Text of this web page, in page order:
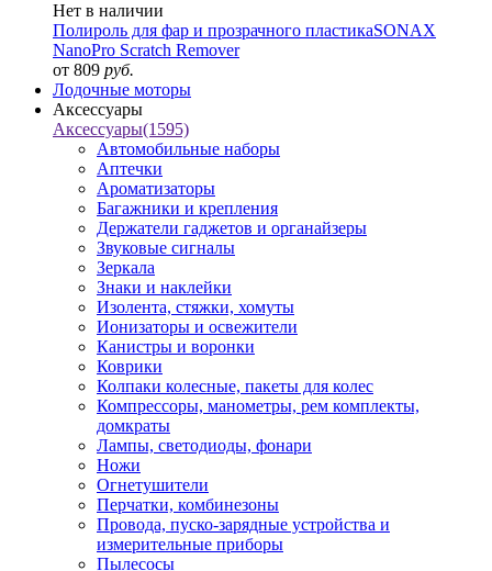
Нет в наличии
Полироль для фар и прозрачного пластикаSONAX
NanoPro Scratch Remover
от 809 руб.
Лодочные моторы
Аксессуары
Аксессуары(1595)
Автомобильные наборы
Аптечки
Ароматизаторы
Багажники и крепления
Держатели гаджетов и органайзеры
Звуковые сигналы
Зеркала
Знаки и наклейки
Изолента, стяжки, хомуты
Ионизаторы и освежители
Канистры и воронки
Коврики
Колпаки колесные, пакеты для колес
Компрессоры, манометры, рем комплекты,
домкраты
Лампы, светодиоды, фонари
Ножи
Огнетушители
Перчатки, комбинезоны
Провода, пуско-зарядные устройства и
измерительные приборы
Пылесосы